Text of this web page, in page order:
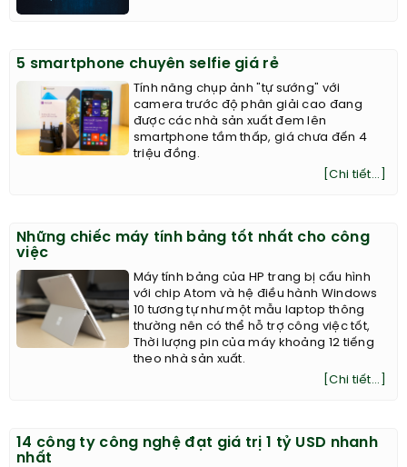
5 smartphone chuyên selfie giá rẻ
Tính năng chụp ảnh "tự sướng" với
camera trước độ phân giải cao đang
được các nhà sản xuất đem lên
smartphone tầm thấp, giá chưa đến 4
triệu đồng.
[Chi tiết...]
Những chiếc máy tính bảng tốt nhất cho công
việc
Máy tính bảng của HP trang bị cấu hình
với chip Atom và hệ điều hành Windows
10 tương tự như một mẫu laptop thông
thường nên có thể hỗ trợ công việc tốt,
Thời lượng pin của máy khoảng 12 tiếng
theo nhà sản xuất.
[Chi tiết...]
14 công ty công nghệ đạt giá trị 1 tỷ USD nhanh
nhất